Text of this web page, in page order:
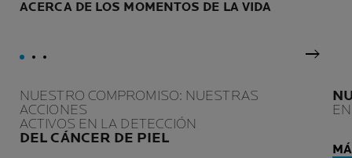
los tratamientos contra el
tiempo.
ACERCA DE LOS MOMENTOS DE LA VIDA
Panel
NUESTRO COMPROMISO: NUESTRAS
ACCIONES
ACTIVOS EN LA DETECCIÓN
DEL CÁNCER DE PIEL